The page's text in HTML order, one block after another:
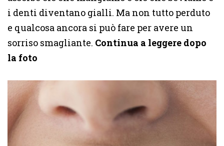
i denti diventano gialli. Ma non tutto perduto
e qualcosa ancora si può fare per avere un
sorriso smagliante. Continua a leggere dopo
la foto